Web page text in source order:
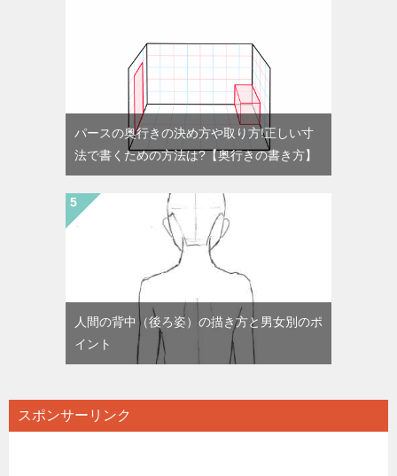
パースの奥行きの決め方や取り方!正しい寸
法で書くための方法は?【奥行きの書き方】
人間の背中（後ろ姿）の描き方と男女別のポ
イント
スポンサーリンク